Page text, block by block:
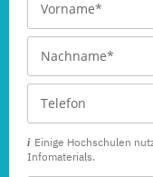
Einige Hochschulen
Infomaterials.